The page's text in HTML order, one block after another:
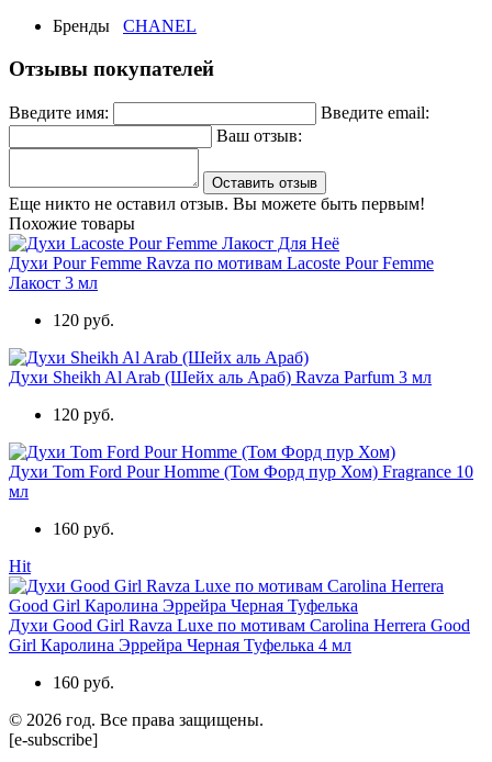
Бренды
CHANEL
Отзывы покупателей
Введите имя:
Введите email:
Ваш отзыв:
Оставить отзыв
Еще никто не оставил отзыв. Вы можете быть первым!
Похожие товары
Духи Pour Femme Ravza по мотивам Lacoste Pour Femme
Лакост 3 мл
120 руб.
Духи Sheikh Al Arab (Шейх аль Араб) Ravza Parfum 3 мл
120 руб.
Духи Tom Ford Pour Homme (Том Форд пур Хом) Fragrance 10
мл
160 руб.
Hit
Духи Good Girl Ravza Luxe по мотивам Carolina Herrera Good
Girl Каролина Эррейра Черная Туфелька 4 мл
160 руб.
© 2026 год. Все права защищены.
[e-subscribe]